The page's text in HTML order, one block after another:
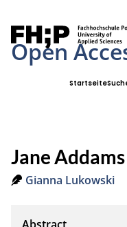
Open
Startseite
Jane Addams
Gianna Lukowski